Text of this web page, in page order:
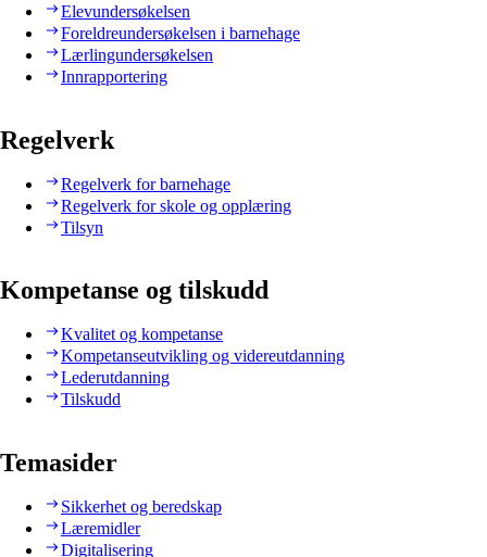
Elevundersøkelsen
Foreldreundersøkelsen i barnehage
Lærlingundersøkelsen
Innrapportering
Regelverk
Regelverk for barnehage
Regelverk for skole og opplæring
Tilsyn
Kompetanse og tilskudd
Kvalitet og kompetanse
Kompetanseutvikling og videreutdanning
Lederutdanning
Tilskudd
Temasider
Sikkerhet og beredskap
Læremidler
Digitalisering